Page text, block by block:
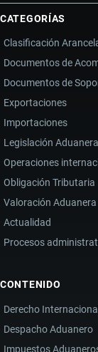
MENOR
E
EN
LA
DE
CATEGORÍAS
Clasificación
Documentos de
Documentos de
Exportaciones
Importaciones
Legislación Aduanera
Operaciones
Obligación Tributaria
Valoración Aduanera
Actualidad
Procesos
CONTENIDO
Derecho Internacional
Despacho Aduanero
Impuestos